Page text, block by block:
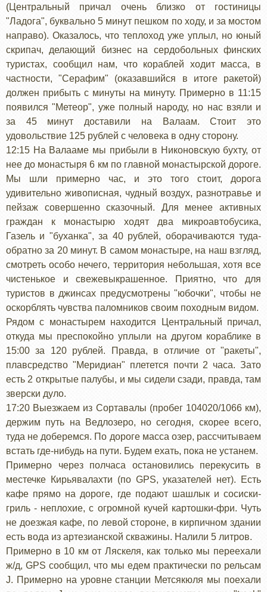
(Центральный причал очень близко от гостиницы
"Ладога", буквально 5 минут пешком по ходу, и за мостом
направо). Оказалось, что теплоход уже уплыл, но юный
скрипач, делающий бизнес на сердобольных финских
туристах, сообщил нам, что кораблей ходит масса, в
частности, "Серафим" (оказавшийся в итоге ракетой)
должен прибыть с минуты на минуту. Примерно в 11:15
появился "Метеор", уже полный народу, но нас взяли и
за 45 минут доставили на Валаам. Стоит это
удовольствие 125 рублей с человека в одну сторону.
12:15 На Валааме мы прибыли в Никоновскую бухту, от
нее до монастыря 6 км по главной монастырской дороге.
Мы шли примерно час, и это того стоит, дорога
удивительно живописная, чудный воздух, разнотравье и
пейзаж совершенно сказочный. Для менее активных
граждан к монастырю ходят два микроавтобусика,
Газель и "буханка", за 40 рублей, оборачиваются туда-
обратно за 20 минут. В самом монастыре, на наш взгляд,
смотреть особо нечего, территория небольшая, хотя все
чистенькое и свежевыкрашенное. Приятно, что для
туристов в джинсах предусмотрены "юбочки", чтобы не
оскорблять чувства паломников своим походным видом.
Рядом с монастырем находится Центральный причал,
откуда мы преспокойно уплыли на другом кораблике в
15:00 за 120 рублей. Правда, в отличие от "ракеты",
плавсредство "Меридиан" плетется почти 2 часа. Зато
есть 2 открытые палубы, и мы сидели сзади, правда, там
зверски дуло.
17:20 Выезжаем из Сортавалы (пробег 104020/1066 км),
держим путь на Ведлозеро, но сегодня, скорее всего,
туда не доберемся. По дороге масса озер, рассчитываем
встать где-нибудь на пути. Будем ехать, пока не устанем.
Примерно через полчаса остановились перекусить в
местечке Кирьявалахти (по GPS, указателей нет). Есть
кафе прямо на дороге, где подают шашлык и сосиски-
гриль - неплохие, с огромной кучей картошки-фри. Чуть
не доезжая кафе, по левой стороне, в кирпичном здании
есть вода из артезианской скважины. Налили 5 литров.
Примерно в 10 км от Ляскеля, как только мы переехали
ж/д, GPS сообщил, что мы едем практически по рельсам
J. Примерно на уровне станции Метсякюля мы поехали